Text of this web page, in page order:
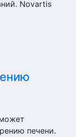
Novartis
печени.